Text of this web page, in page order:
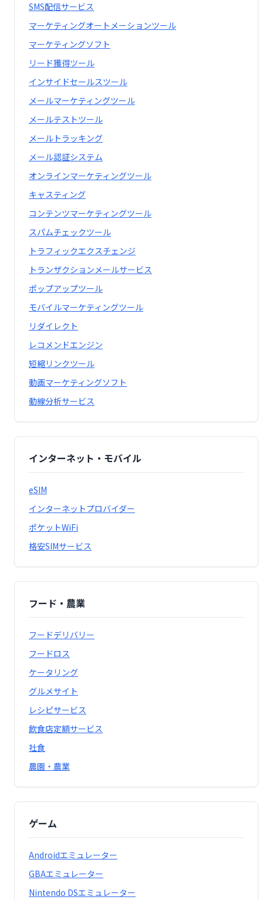
SMS配信サービス
マーケティングオートメーションツール
マーケティングソフト
リード獲得ツール
インサイドセールスツール
メールマーケティングツール
メールテストツール
メールトラッキング
メール認証システム
オンラインマーケティングツール
キャスティング
コンテンツマーケティングツール
スパムチェックツール
トラフィックエクスチェンジ
トランザクションメールサービス
ポップアップツール
モバイルマーケティングツール
リダイレクト
レコメンドエンジン
短縮リンクツール
動画マーケティングソフト
動線分析サービス
インターネット・モバイル
eSIM
インターネットプロバイダー
ポケットWiFi
格安SIMサービス
フード・農業
フードデリバリー
フードロス
ケータリング
グルメサイト
レシピサービス
飲食店定額サービス
社食
農園・農業
ゲーム
Androidエミュレーター
GBAエミュレーター
Nintendo DSエミュレーター